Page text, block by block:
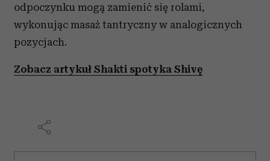
odpoczynku mogą zamienić się rolami,
wykonując masaż tantryczny w analogicznych
pozycjach.
Zobacz artykuł Shakti spotyka Shivę